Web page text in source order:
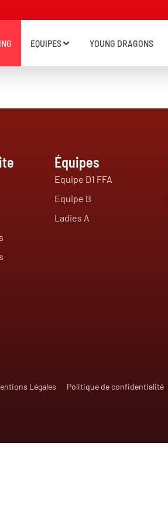
EQUIPES YOUNG DRAGONS
Équipes
Equipe D1 FFA
Equipe B
Ladies A
Légales Politique de confidentialité